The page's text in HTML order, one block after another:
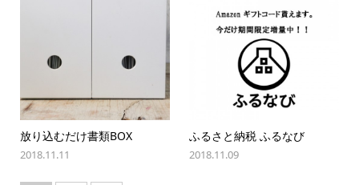
放り込むだけ書類BOX
2018.11.11
ふるさと納税 ふるなび
2018.11.09